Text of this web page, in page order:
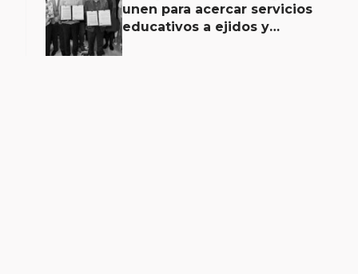
unen para acercar servicios
educativos a ejidos y